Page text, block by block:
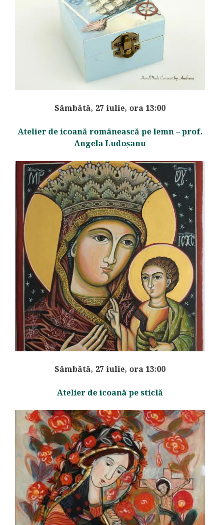
Sâmbătă, 27 iulie, ora 13:00
Atelier de icoană românească pe lemn – prof.
Angela Ludoșanu
Sâmbătă, 27 iulie, ora 13:00
Atelier de icoană pe sticlă